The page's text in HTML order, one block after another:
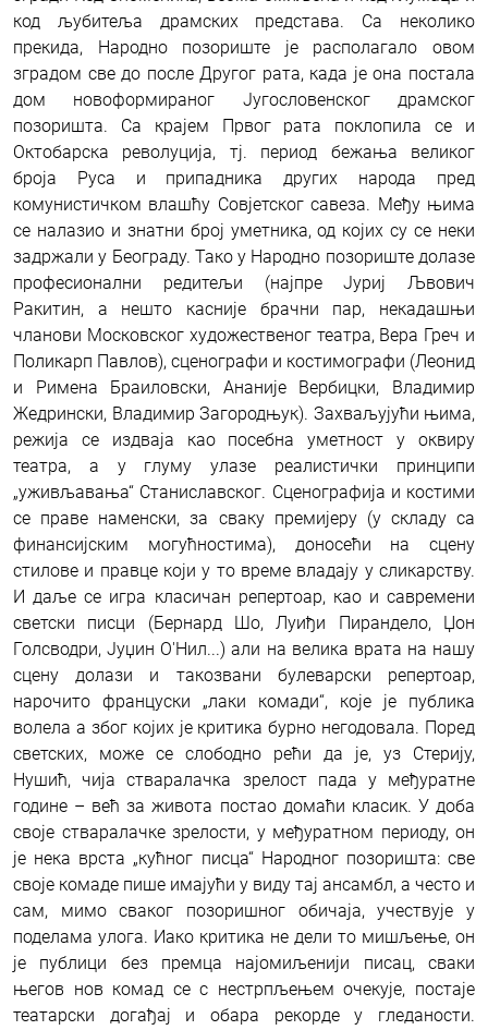
код љубитеља драмских представа. Са неколико
прекида, Народно позориште је располагало овом
зградом све до после Другог рата, када је она постала
дом новоформираног Југословенског драмског
позоришта. Са крајем Првог рата поклопила се и
Октобарска револуција, тј. период бежања великог
броја Руса и припадника других народа пред
комунистичком влашћу Совјетског савеза. Међу њима
се налазио и знатни број уметника, од којих су се неки
задржали у Београду. Тако у Народно позориште долазе
професионални редитељи (најпре Јуриј Љвович
Ракитин, а нешто касније брачни пар, некадашњи
чланови Московског художественог театра, Вера Греч и
Поликарп Павлов), сценографи и костимографи (Леонид
и Римена Браиловски, Ананије Вербицки, Владимир
Жедрински, Владимир Загородњук). Захваљујући њима,
режија се издваја као посебна уметност у оквиру
театра, а у глуму улазе реалистички принципи
„уживљавања“ Станиславског. Сценографија и костими
се праве наменски, за сваку премијеру (у складу са
финансијским могућностима), доносећи на сцену
стилове и правце који у то време владају у сликарству.
И даље се игра класичан репертоар, као и савремени
светски писци (Бернард Шо, Луиђи Пирандело, Џон
Голсводри, Јуџин О'Нил...) али на велика врата на нашу
сцену долази и такозвани булеварски репертоар,
нарочито француски „лаки комади“, које је публика
волела а због којих је критика бурно негодовала. Поред
светских, може се слободно рећи да је, уз Стерију,
Нушић, чија стваралачка зрелост пада у међуратне
године – већ за живота постао домаћи класик. У доба
своје стваралачке зрелости, у међуратном периоду, он
је нека врста „кућног писца“ Народног позоришта: све
своје комаде пише имајући у виду тај ансамбл, а често и
сам, мимо сваког позоришног обичаја, учествује у
поделама улога. Иако критика не дели то мишљење, он
је публици без премца најомиљенији писац, сваки
његов нов комад се с нестрпљењем очекује, постаје
театарски догађај и обара рекорде у гледаности.